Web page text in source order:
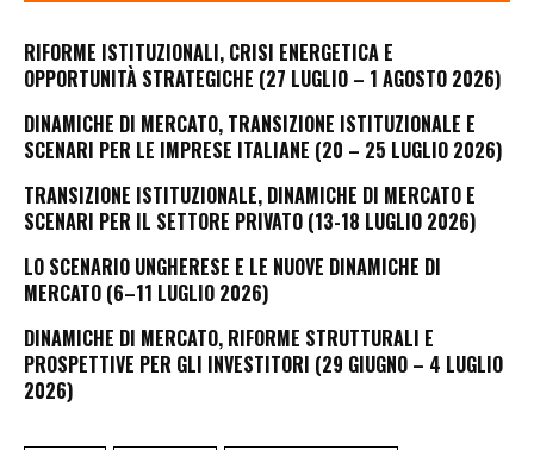
RIFORME ISTITUZIONALI, CRISI ENERGETICA E
OPPORTUNITÀ STRATEGICHE (27 LUGLIO – 1 AGOSTO 2026)
DINAMICHE DI MERCATO, TRANSIZIONE ISTITUZIONALE E
SCENARI PER LE IMPRESE ITALIANE (20 – 25 LUGLIO 2026)
TRANSIZIONE ISTITUZIONALE, DINAMICHE DI MERCATO E
SCENARI PER IL SETTORE PRIVATO (13-18 LUGLIO 2026)
LO SCENARIO UNGHERESE E LE NUOVE DINAMICHE DI
MERCATO (6–11 LUGLIO 2026)
DINAMICHE DI MERCATO, RIFORME STRUTTURALI E
PROSPETTIVE PER GLI INVESTITORI (29 GIUGNO – 4 LUGLIO
2026)